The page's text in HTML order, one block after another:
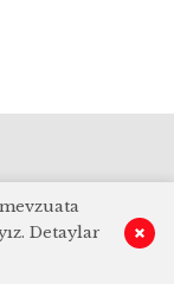
Detaylar